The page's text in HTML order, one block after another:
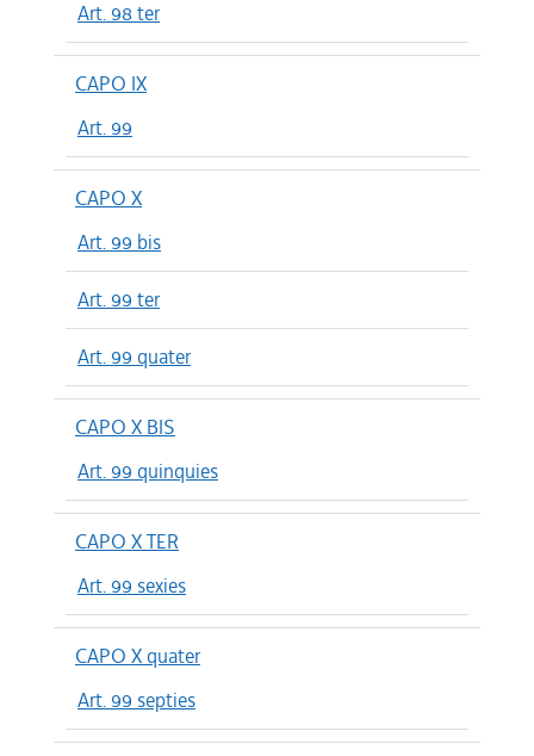
Art. 98 ter
CAPO IX
Art. 99
CAPO X
Art. 99 bis
Art. 99 ter
Art. 99 quater
CAPO X BIS
Art. 99 quinquies
CAPO X TER
Art. 99 sexies
CAPO X quater
Art. 99 septies